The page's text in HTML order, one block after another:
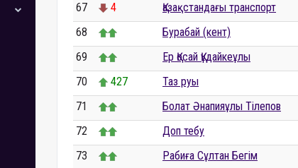
67
4 Қазақстандағы транспорт
68
Бурабай (кент)
69
Ер Қосай Құдайкеұлы
70
427 Таз руы
71
Болат Әнапияұлы Тілепов
72
Доп тебу
73
Рабиға Сұлтан Бегім